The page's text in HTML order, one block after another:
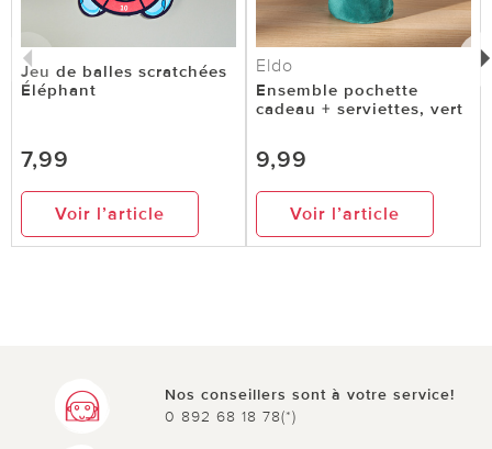
Jeu de balles scratchées
Éléphant
7,99
Voir l’article
Eldo
Ensemble pochette
cadeau + serviettes, vert
9,99
Voir l’article
Nos conseillers sont à votre service!
0 892 68 18 78(*)